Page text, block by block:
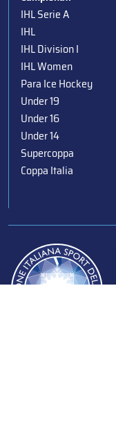
IHL Serie A
IHL
IHL Division I
IHL Women
Para Ice Hockey
Under 19
Under 16
Under 14
Supercoppa
Coppa Italia